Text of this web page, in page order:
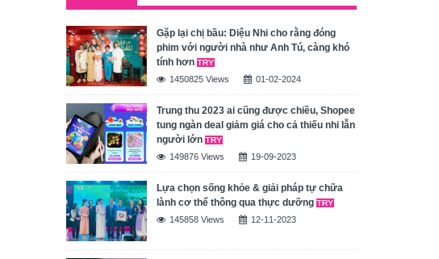
Gặp lại chị bầu: Diệu Nhi cho rằng đóng
phim với người nhà như Anh Tú, càng khó
tính hơn
1450825 Views 01-02-2024
Trung thu 2023 ai cũng được chiều, Shopee
tung ngàn deal giảm giá cho cả thiếu nhi lẫn
người lớn
149876 Views 19-09-2023
Lựa chọn sống khỏe & giải pháp tự chữa
lành cơ thể thông qua thực dưỡng
145858 Views 12-11-2023